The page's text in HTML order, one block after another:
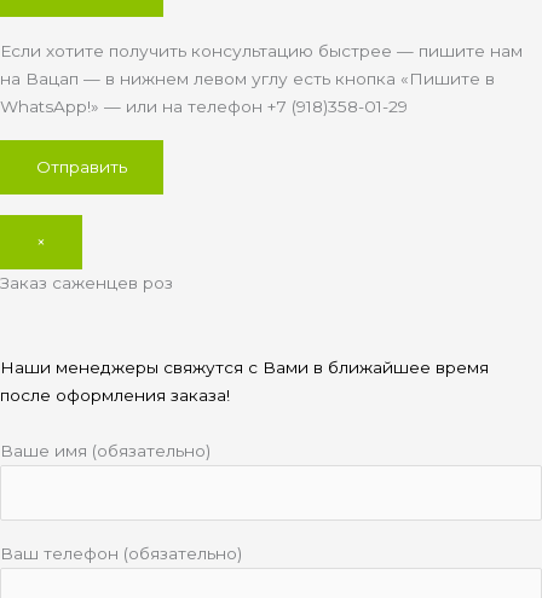
Если хотите получить консультацию быстрее — пишите нам
на Вацап — в нижнем левом углу есть кнопка «Пишите в
WhatsApp!» — или на телефон +7 (918)358-01-29
×
Заказ саженцев роз
Наши менеджеры свяжутся с Вами в ближайшее время
после оформления заказа!
Ваше имя (обязательно)
Ваш телефон (обязательно)